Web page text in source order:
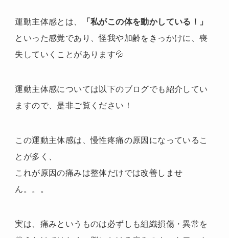
運動主体感とは、
「私がこの体を動かしている！」
といった感覚であり、怪我や加齢をきっかけに、喪
失していくことがあります💦
運動主体感については以下のブログでも紹介してい
ますので、是非ご覧ください！
この運動主体感は、慢性疼痛の原因になっているこ
とが多く、
これが原因の痛みは整体だけでは改善しませ
ん。。。
実は、痛みというものは必ずしも組織損傷・異常を